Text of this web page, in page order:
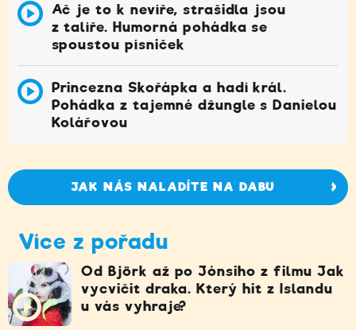
Ač je to k nevíře, strašidla jsou
z talíře. Humorná pohádka se
spoustou písniček
Princezna Skořápka a hadí král.
Pohádka z tajemné džungle s Danielou
Kolářovou
JAK NÁS NALADÍTE NA DABU
Více z pořadu
Od Björk až po Jónsiho z filmu Jak
vycvičit draka. Který hit z Islandu
u vás vyhraje?